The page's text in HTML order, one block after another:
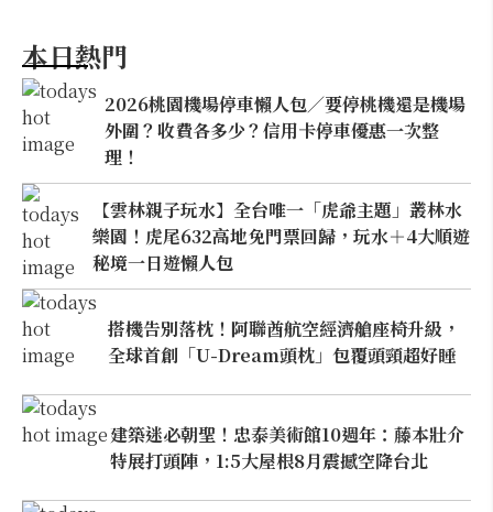
本日熱門
2026桃園機場停車懶人包／要停桃機還是機場
外圍？收費各多少？信用卡停車優惠一次整
理！
【雲林親子玩水】全台唯一「虎爺主題」叢林水
樂園！虎尾632高地免門票回歸，玩水＋4大順遊
秘境一日遊懶人包
搭機告別落枕！阿聯酋航空經濟艙座椅升級，
全球首創「U-Dream頭枕」包覆頭頸超好睡
建築迷必朝聖！忠泰美術館10週年：藤本壯介
特展打頭陣，1:5大屋根8月震撼空降台北